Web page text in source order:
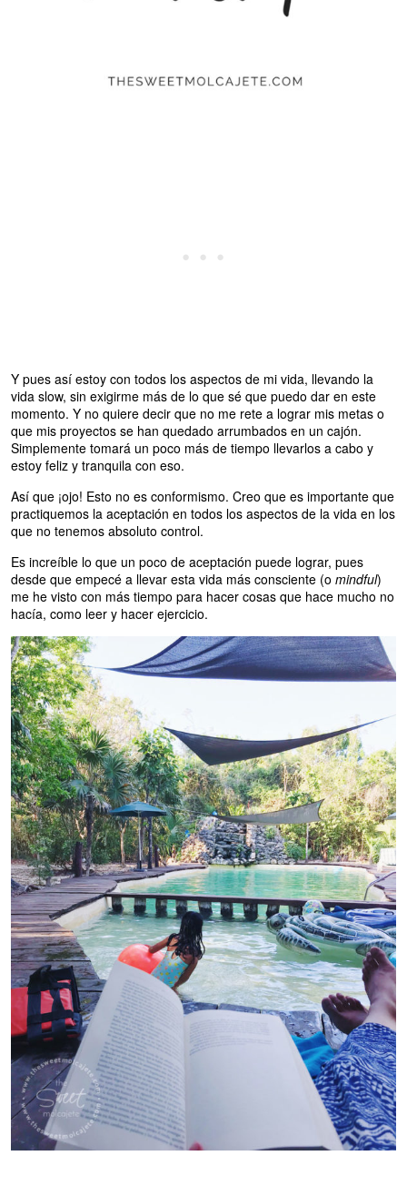
Y pues así estoy con todos los aspectos de mi vida, llevando la
vida slow, sin exigirme más de lo que sé que puedo dar en este
momento. Y no quiere decir que no me rete a lograr mis metas o
que mis proyectos se han quedado arrumbados en un cajón.
Simplemente tomará un poco más de tiempo llevarlos a cabo y
estoy feliz y tranquila con eso.
Así que ¡ojo! Esto no es conformismo. Creo que es importante que
practiquemos la aceptación en todos los aspectos de la vida en los
que no tenemos absoluto control.
Es increíble lo que un poco de aceptación puede lograr, pues
desde que empecé a llevar esta vida más consciente (o mindful)
me he visto con más tiempo para hacer cosas que hace mucho no
hacía, como leer y hacer ejercicio.